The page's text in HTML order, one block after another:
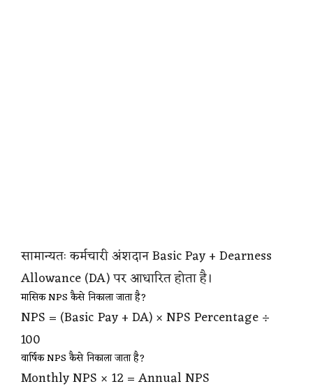
सामान्यतः कर्मचारी अंशदान Basic Pay + Dearness
Allowance (DA) पर आधारित होता है।
मासिक NPS कैसे निकाला जाता है?
NPS = (Basic Pay + DA) × NPS Percentage ÷
100
वार्षिक NPS कैसे निकाला जाता है?
Monthly NPS × 12 = Annual NPS